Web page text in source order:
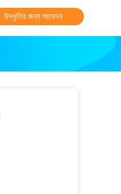
উদ্ধৃতির জন্য আবেদন